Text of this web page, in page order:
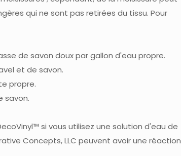
qui ne sont pas retirées du tissu. Pour
de savon doux par gallon d'eau propre.
et de savon.
propre.
savon.
si vous utilisez une solution d'eau de
Concepts, LLC peuvent avoir une réaction